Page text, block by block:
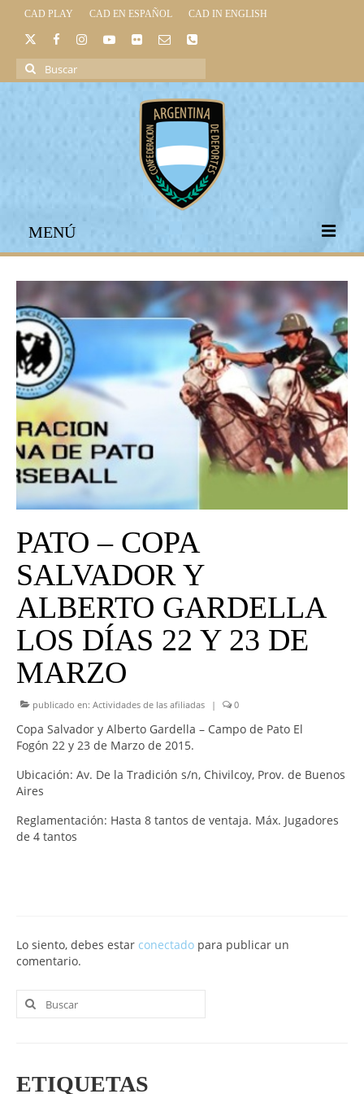
CAD PLAY CAD EN ESPAÑOL CAD IN ENGLISH
Buscar
por:
MENÚ
INICIO
INSTITUCIONAL
LEGISLACIÓN DEPORTIVA
UNIVERSO CAD
NOTICIAS
CAD MEDIA
CAD FEDERAL
PATO – COPA
SALVADOR Y
ALBERTO GARDELLA
LOS DÍAS 22 Y 23 DE
MARZO
publicado en: Actividades de las afiliadas | 0
Copa Salvador y Alberto Gardella – Campo de Pato El
Fogón 22 y 23 de Marzo de 2015.
Ubicación: Av. De la Tradición s/n, Chivilcoy, Prov. de Buenos
Aires
Reglamentación: Hasta 8 tantos de ventaja. Máx. Jugadores
de 4 tantos
Lo siento, debes estar conectado para publicar un
comentario.
Buscar
por:
ETIQUETAS